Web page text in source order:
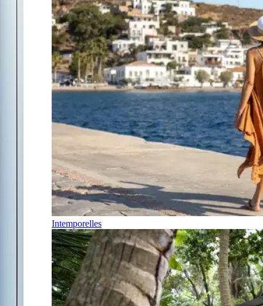
Intemporelles